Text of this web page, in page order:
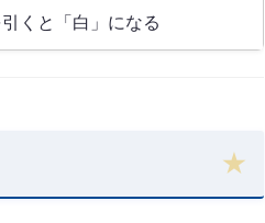
くと「白」になる